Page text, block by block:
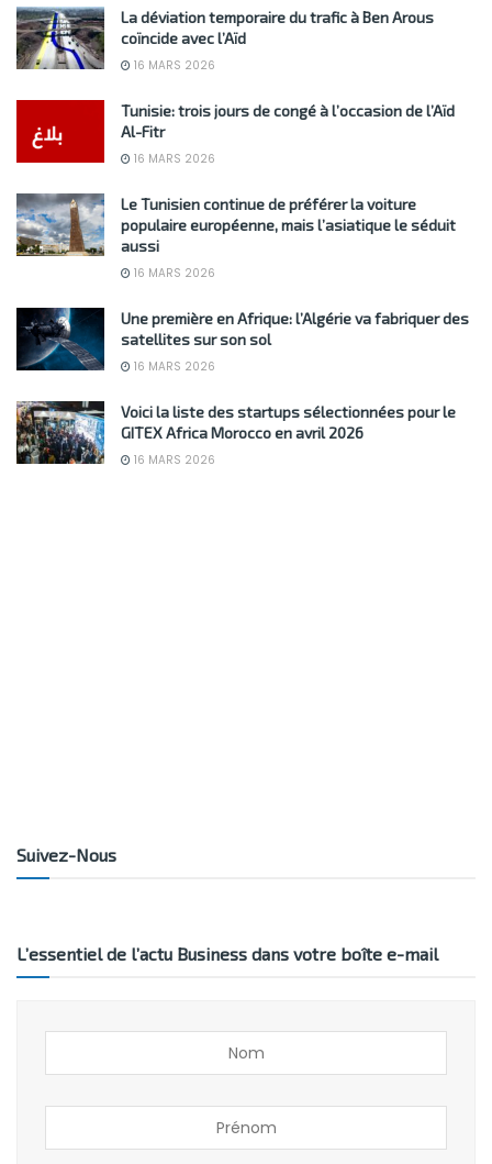
La déviation temporaire du trafic à Ben Arous
coïncide avec l’Aïd
16 MARS 2026
Tunisie: trois jours de congé à l’occasion de l’Aïd
Al-Fitr
16 MARS 2026
Le Tunisien continue de préférer la voiture
populaire européenne, mais l’asiatique le séduit
aussi
16 MARS 2026
Une première en Afrique: l’Algérie va fabriquer des
satellites sur son sol
16 MARS 2026
Voici la liste des startups sélectionnées pour le
GITEX Africa Morocco en avril 2026
16 MARS 2026
Suivez-Nous
L’essentiel de l’actu Business dans votre boîte e-mail